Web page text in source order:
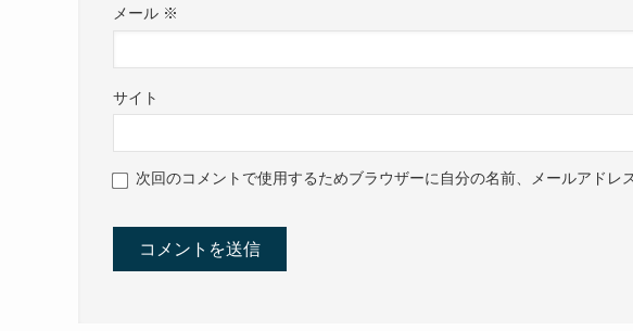
メール ※
サイト
次回のコメントで使用するためブラウザーに自分の名前、メールアドレ